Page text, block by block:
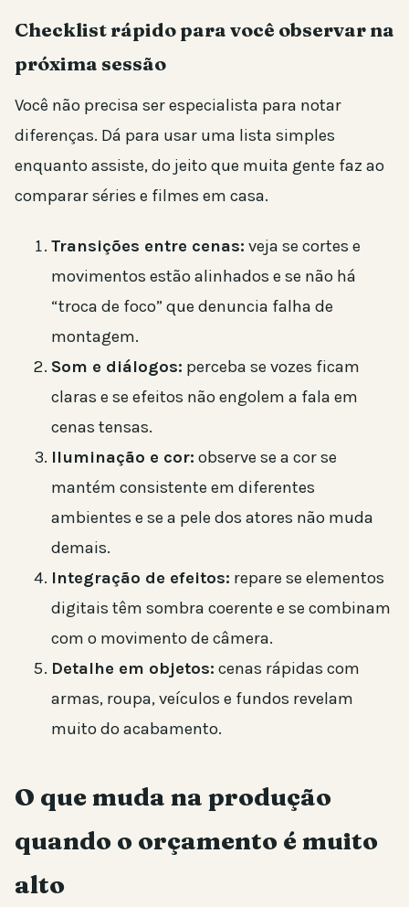
Checklist rápido para você observar na
próxima sessão
Você não precisa ser especialista para notar
diferenças. Dá para usar uma lista simples
enquanto assiste, do jeito que muita gente faz ao
comparar séries e filmes em casa.
Transições entre cenas: veja se cortes e
movimentos estão alinhados e se não há
“troca de foco” que denuncia falha de
montagem.
Som e diálogos: perceba se vozes ficam
claras e se efeitos não engolem a fala em
cenas tensas.
Iluminação e cor: observe se a cor se
mantém consistente em diferentes
ambientes e se a pele dos atores não muda
demais.
Integração de efeitos: repare se elementos
digitais têm sombra coerente e se combinam
com o movimento de câmera.
Detalhe em objetos: cenas rápidas com
armas, roupa, veículos e fundos revelam
muito do acabamento.
O que muda na produção
quando o orçamento é muito
alto